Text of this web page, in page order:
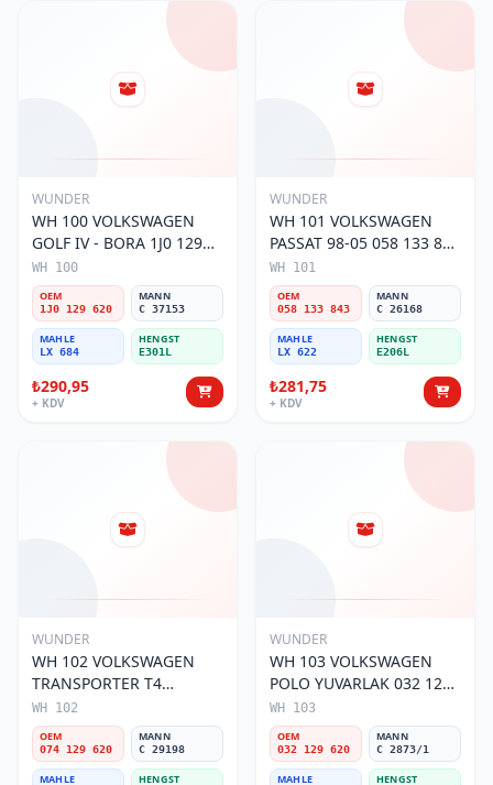
WUNDER
WH 100 VOLKSWAGEN
GOLF IV - BORA 1J0 129
620 Hava Filtresi
WH 100
OEM
1J0 129 620
MANN
C 37153
MAHLE
LX 684
HENGST
E301L
₺290,95
+ KDV
WUNDER
WH 101 VOLKSWAGEN
PASSAT 98-05 058 133 843
Hava Filtresi
WH 101
OEM
058 133 843
MANN
C 26168
MAHLE
LX 622
HENGST
E206L
₺281,75
+ KDV
WUNDER
WH 102 VOLKSWAGEN
TRANSPORTER T4
(SÜNGERSiZ) 074 129 620
Hava Filtresi
WH 102
OEM
074 129 620
MANN
C 29198
MAHLE HENGST
WUNDER
WH 103 VOLKSWAGEN
POLO YUVARLAK 032 129
620 Hava Filtresi
WH 103
OEM
032 129 620
MANN
C 2873/1
MAHLE HENGST